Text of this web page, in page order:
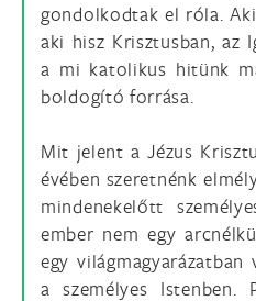
gondolkodtak el róla.
aki hisz Krisztusban, az
a mi katolikus hitünk
boldogító forrása.
Mit jelent a Jézus
évében szeretnénk
mindenekelőtt
ember nem egy
egy világmagyarázatban
a személyes Istenben.